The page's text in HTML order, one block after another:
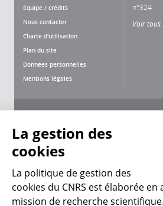
Équipe / crédits
Nous contacter
Charte d'utilisation
Plan du site
Données personnelles
Mentions légales
n°324
Voir tous
CNRS Le Mag
La gestion des
cookies
La politique de gestion des
cookies du CNRS est élaborée en
mission de recherche